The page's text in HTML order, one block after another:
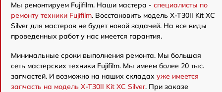
Мы ремонтируем Fujifilm. Наши мастера - специалисты по
ремонту техники Fujifilm. Восстановить модель X-T30II Kit XC
Silver для мастеров не будет новой задачей. На все виды
проведенных работ у нас имеется гарантия.
Минимальные сроки выполнения ремонта. Мы большая
сеть мастерских техники Fujifilm. Мы имеем более 20 тыс.
запчастей. И возможно на наших складах уже имеется
запчасть на модель X-T30II Kit XC Silver. При заказе